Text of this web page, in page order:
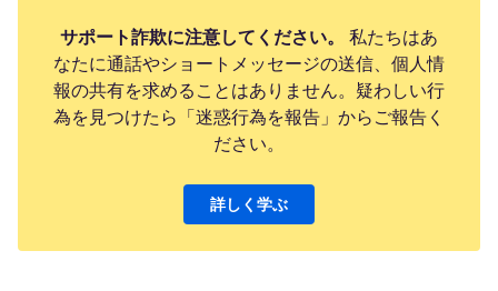
サポート詐欺に注意してください。
私たちはあ
なたに通話やショートメッセージの送信、個人情
報の共有を求めることはありません。疑わしい行
為を見つけたら「迷惑行為を報告」からご報告く
ださい。
詳しく学ぶ